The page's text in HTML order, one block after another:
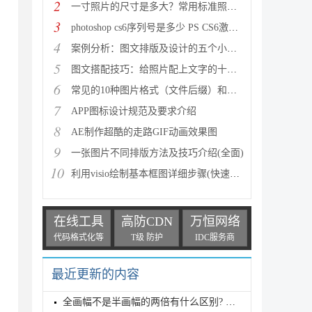
2 一寸照片的尺寸是多大？常用标准照片尺寸详情汇总介绍
3 photoshop cs6序列号是多少 PS CS6激活码分享
4 案例分析：图文排版及设计的五个小技巧
5 图文搭配技巧：给照片配上文字的十个方法
6 常见的10种图片格式（文件后缀）和使用场景(方便选择
7 APP图标设计规范及要求介绍
8 AE制作超酷的走路GIF动画效果图
9 一张图片不同排版方法及技巧介绍(全面)
10 利用visio绘制基本框图详细步骤(快速入门)
在线工具
代码格式化等
高防CDN
T级 防护
万恒网络
IDC服务商
最近更新的内容
全画幅不是半画幅的两倍有什么区别? 聊聊相机的传感器